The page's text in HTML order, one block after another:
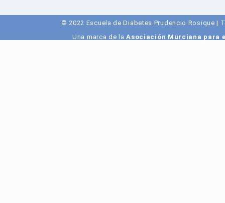
© 2022 Escuela de Diabetes Prudencio Rosique |
Una marca de laAsociación Murciana para